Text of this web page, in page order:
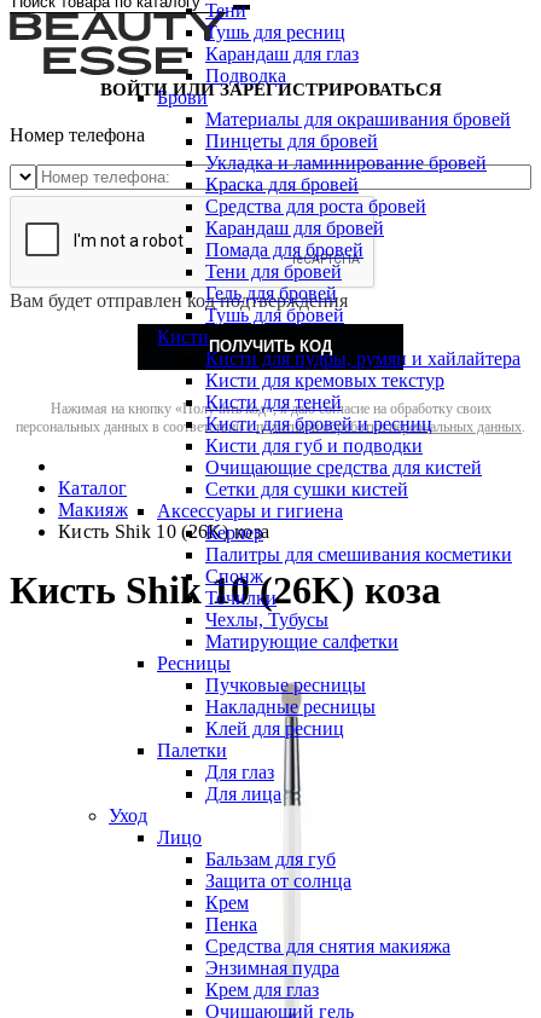
Тени
Тушь для ресниц
Карандаш для глаз
Подводка
Брови
Материалы для окрашивания бровей
Пинцеты для бровей
Укладка и ламинирование бровей
Краска для бровей
Средства для роста бровей
Карандаш для бровей
Помада для бровей
Тени для бровей
Гель для бровей
Тушь для бровей
Кисти
Кисти для пудры, румян и хайлайтера
Кисти для кремовых текстур
Кисти для теней
Кисти для бровей и ресниц
Кисти для губ и подводки
Очищающие средства для кистей
Сетки для сушки кистей
Аксессуары и гигиена
Керлер
Палитры для смешивания косметики
Спонж
Точилки
Чехлы, Тубусы
Матирующие салфетки
Ресницы
Пучковые ресницы
Накладные ресницы
Клей для ресниц
Палетки
Для глаз
Для лица
Уход
Лицо
Бальзам для губ
Защита от солнца
Крем
Пенка
Средства для снятия макияжа
Энзимная пудра
Крем для глаз
Очищающий гель
ВОЙТИ ИЛИ ЗАРЕГИСТРИРОВАТЬСЯ
Номер телефона
Вам будет отправлен код подтверждения
ПОЛУЧИТЬ КОД
Нажимая на кнопку «Получить код», я даю согласие на обработку своих
персональных данных в соответствии сполитикой обработки персональных данных.
Каталог
Макияж
Кисть Shik 10 (26K) коза
Кисть Shik 10 (26K) коза